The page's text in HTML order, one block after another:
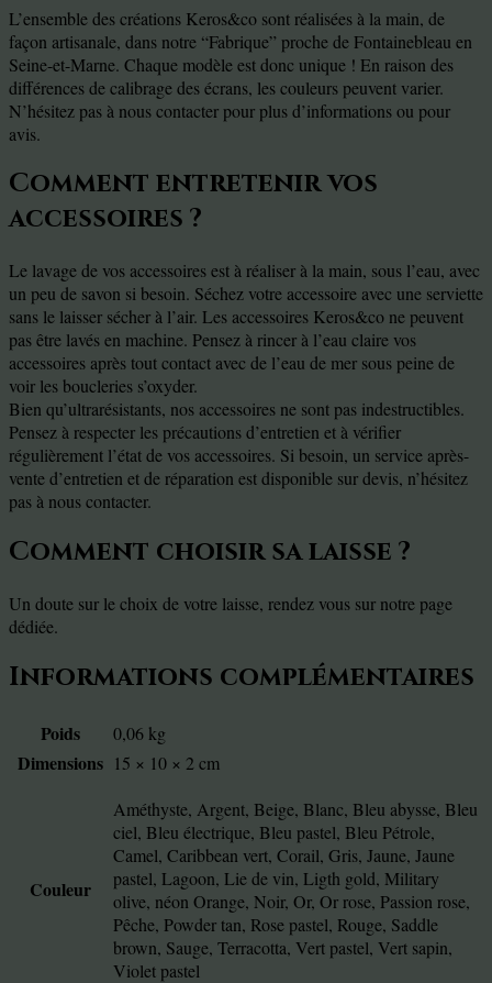
L’ensemble des créations Keros&co sont réalisées à la main, de
façon artisanale, dans notre “Fabrique” proche de Fontainebleau en
Seine-et-Marne. Chaque modèle est donc unique ! En raison des
différences de calibrage des écrans, les couleurs peuvent varier.
N’hésitez pas à nous contacter pour plus d’informations ou pour
avis.
Comment entretenir vos
accessoires ?
Le lavage de vos accessoires est à réaliser à la main, sous l’eau, avec
un peu de savon si besoin. Séchez votre accessoire avec une serviette
sans le laisser sécher à l’air. Les accessoires Keros&co ne peuvent
pas être lavés en machine. Pensez à rincer à l’eau claire vos
accessoires après tout contact avec de l’eau de mer sous peine de
voir les boucleries s’oxyder.
Bien qu’ultrarésistants, nos accessoires ne sont pas indestructibles.
Pensez à respecter les précautions d’entretien et à vérifier
régulièrement l’état de vos accessoires. Si besoin, un service après-
vente d’entretien et de réparation est disponible sur devis, n’hésitez
pas à nous contacter.
Comment choisir sa laisse ?
Un doute sur le choix de votre laisse, rendez vous sur notre page
dédiée.
Informations complémentaires
Poids 0,06 kg
Dimensions 15 × 10 × 2 cm
Couleur
Améthyste, Argent, Beige, Blanc, Bleu abysse, Bleu
ciel, Bleu électrique, Bleu pastel, Bleu Pétrole,
Camel, Caribbean vert, Corail, Gris, Jaune, Jaune
pastel, Lagoon, Lie de vin, Ligth gold, Military
olive, néon Orange, Noir, Or, Or rose, Passion rose,
Pêche, Powder tan, Rose pastel, Rouge, Saddle
brown, Sauge, Terracotta, Vert pastel, Vert sapin,
Violet pastel